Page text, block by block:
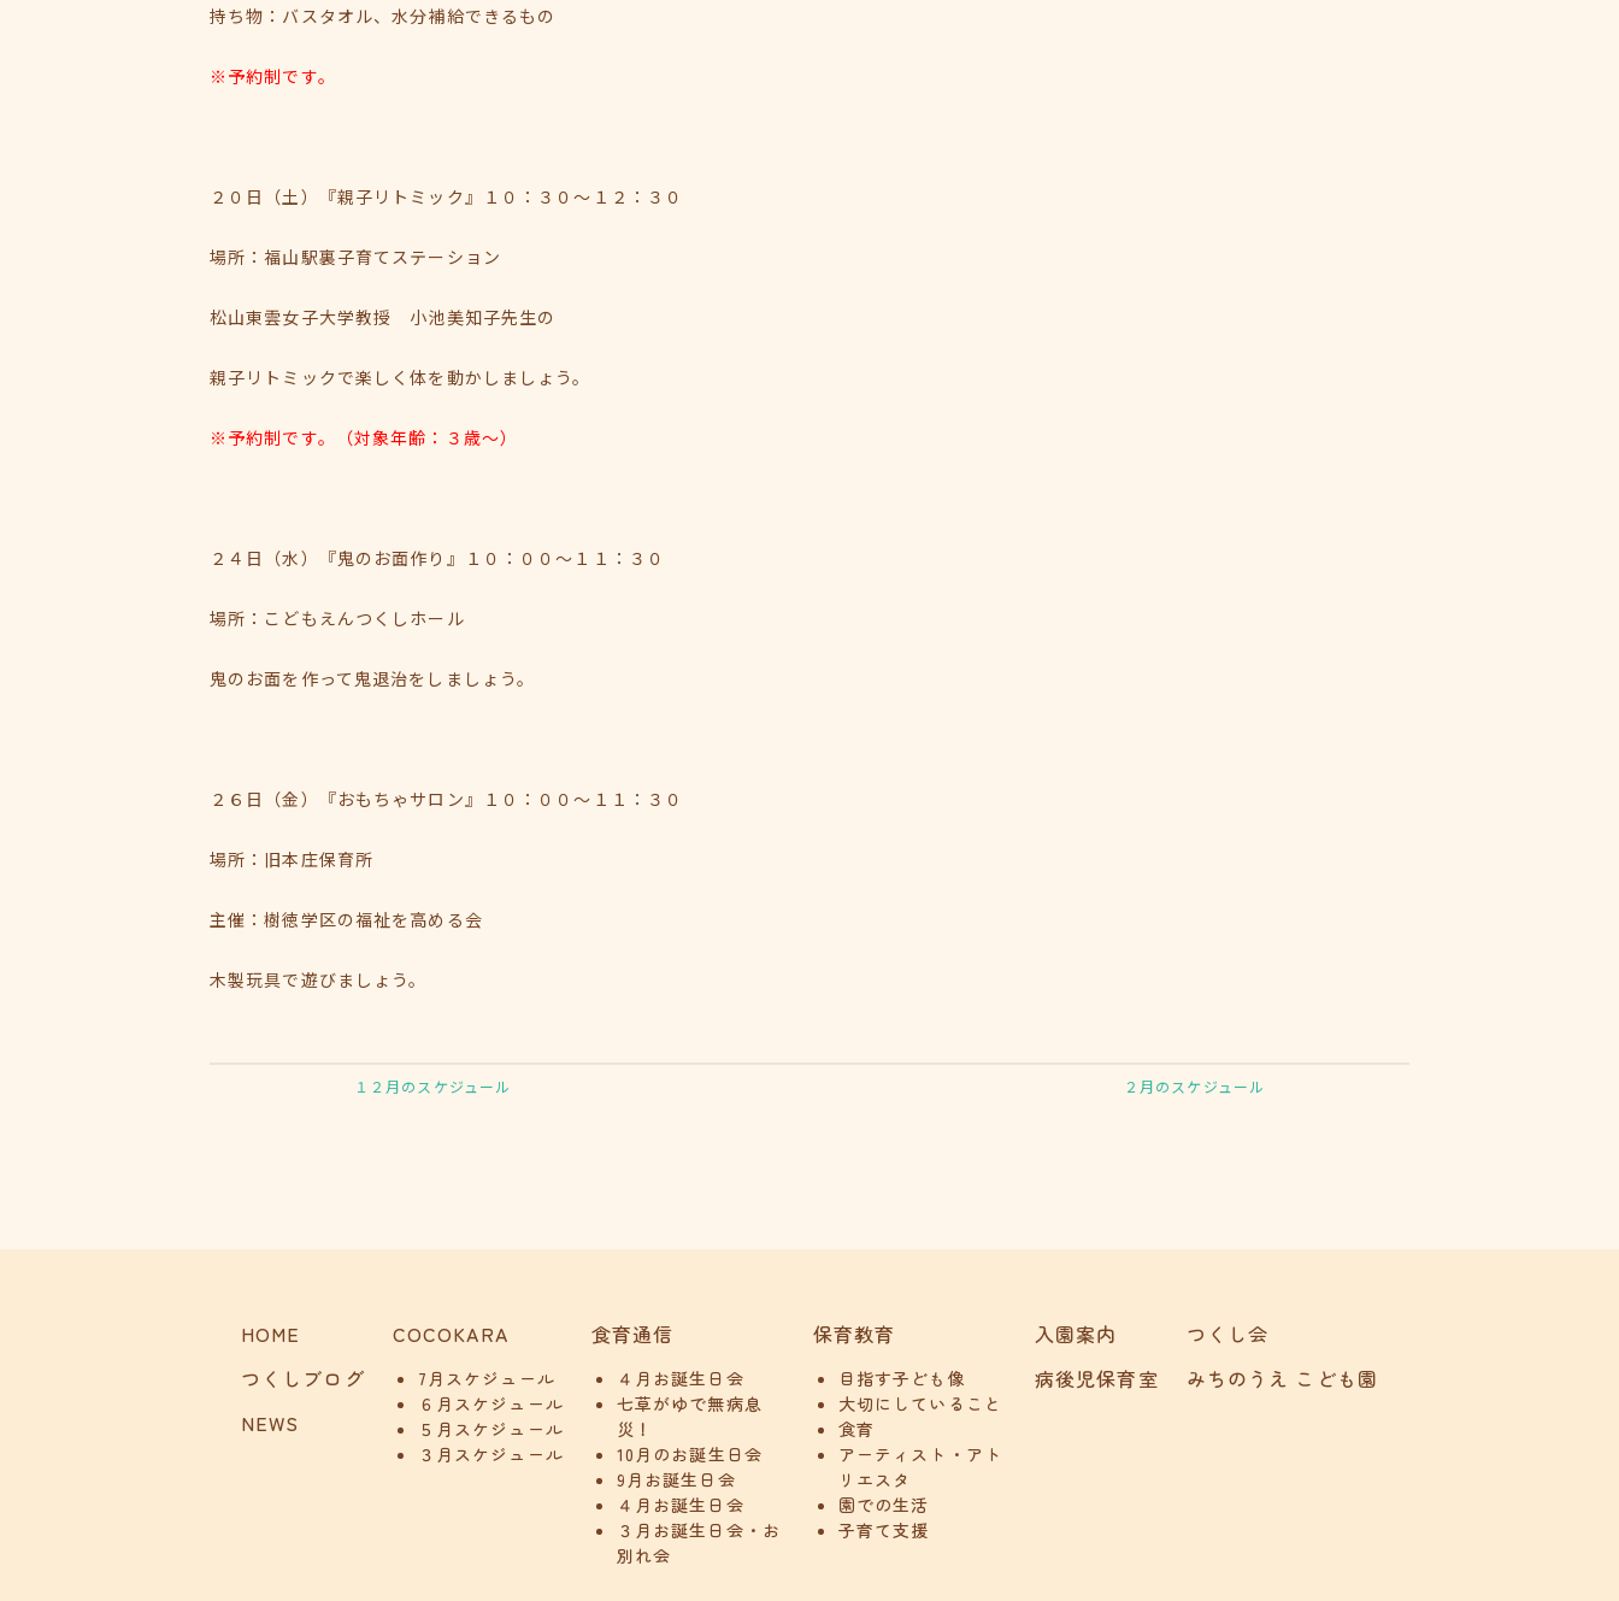
持ち物：バスタオル、水分補給できるもの
※予約制です。
２０日（土）『親子リトミック』１０：３０～１２：３０
場所：福山駅裏子育てステーション
松山東雲女子大学教授 小池美知子先生の
親子リトミックで楽しく体を動かしましょう。
※予約制です。（対象年齢：３歳～）
２４日（水）『鬼のお面作り』１０：００～１１：３０
場所：こどもえんつくしホール
鬼のお面を作って鬼退治をしましょう。
２６日（金）『おもちゃサロン』１０：００～１１：３０
場所：旧本庄保育所
主催：樹徳学区の福祉を高める会
木製玩具で遊びましょう。
１２月のスケジュール ２月のスケジュール
HOME
つくしブログ
NEWS
COCOKARA
7月スケジュール
６月スケジュール
５月スケジュール
３月スケジュール
食育通信
４月お誕生日会
七草がゆで無病息
災！
10月のお誕生日会
9月お誕生日会
４月お誕生日会
３月お誕生日会・お
別れ会
保育教育
目指す子ども像
大切にしていること
食育
アーティスト・アト
リエスタ
園での生活
子育て支援
入園案内
病後児保育室
つくし会
みちのうえ こども園